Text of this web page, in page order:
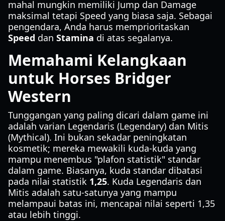
mahal mungkin memiliki Jump dan Damage
maksimal tetapi Speed yang biasa saja. Sebagai
pengendara, Anda harus memprioritaskan
Speed dan Stamina di atas segalanya.
Memahami Kelangkaan
untuk Horses Bridger
Western
Tunggangan yang paling dicari dalam game ini
adalah varian Legendaris (Legendary) dan Mitis
(Mythical). Ini bukan sekadar peningkatan
kosmetik; mereka mewakili kuda-kuda yang
mampu menembus "plafon statistik" standar
dalam game. Biasanya, kuda standar dibatasi
pada nilai statistik 1,25. Kuda Legendaris dan
Mitis adalah satu-satunya yang mampu
melampaui batas ini, mencapai nilai seperti 1,35
atau lebih tinggi.